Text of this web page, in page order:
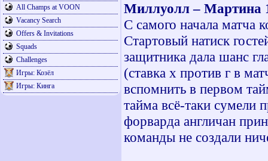
All Champs at VOON
Vacancy Search
Offers & Invitations
Squads
Challenges
Игры: Козёл
Игры: Кинга
Миллуолл – Мартина
С самого начала матча
Стартовый натиск
защитника дала шанс
(ставка х против г в
вспомнить в первом
тайма всё-таки сумели
форварда англичан
команды не создали